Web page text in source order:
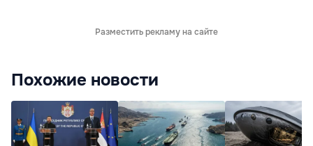
Разместить рекламу на сайте
Похожие новости